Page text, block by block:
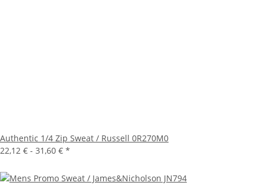
Authentic 1/4 Zip Sweat / Russell 0R270M0
22,12 € - 31,60 € *